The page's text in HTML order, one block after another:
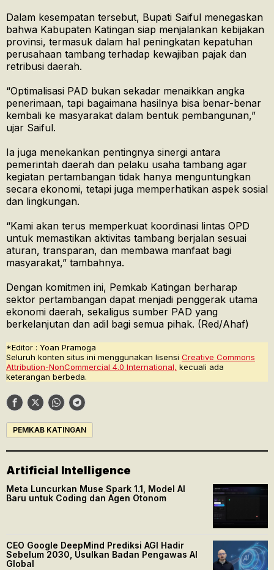
Dalam kesempatan tersebut, Bupati Saiful menegaskan
bahwa Kabupaten Katingan siap menjalankan kebijakan
provinsi, termasuk dalam hal peningkatan kepatuhan
perusahaan tambang terhadap kewajiban pajak dan
retribusi daerah.
“Optimalisasi PAD bukan sekadar menaikkan angka
penerimaan, tapi bagaimana hasilnya bisa benar-benar
kembali ke masyarakat dalam bentuk pembangunan,”
ujar Saiful.
Ia juga menekankan pentingnya sinergi antara
pemerintah daerah dan pelaku usaha tambang agar
kegiatan pertambangan tidak hanya menguntungkan
secara ekonomi, tetapi juga memperhatikan aspek sosial
dan lingkungan.
“Kami akan terus memperkuat koordinasi lintas OPD
untuk memastikan aktivitas tambang berjalan sesuai
aturan, transparan, dan membawa manfaat bagi
masyarakat,” tambahnya.
Dengan komitmen ini, Pemkab Katingan berharap
sektor pertambangan dapat menjadi penggerak utama
ekonomi daerah, sekaligus sumber PAD yang
berkelanjutan dan adil bagi semua pihak. (Red/Ahaf)
*Editor : Yoan Pramoga
Seluruh konten situs ini menggunakan lisensi Creative Commons
Attribution-NonCommercial 4.0 International, kecuali ada
keterangan berbeda.
PEMKAB KATINGAN
Artificial Intelligence
Meta Luncurkan Muse Spark 1.1, Model AI
Baru untuk Coding dan Agen Otonom
CEO Google DeepMind Prediksi AGI Hadir
Sebelum 2030, Usulkan Badan Pengawas AI
Global